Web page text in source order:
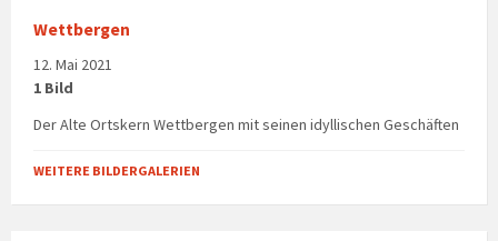
Wettbergen
12. Mai 2021
1 Bild
Der Alte Ortskern Wettbergen mit seinen idyllischen Geschäften
WEITERE BILDERGALERIEN